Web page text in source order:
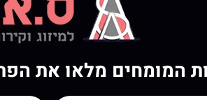
המומחים מלאו את